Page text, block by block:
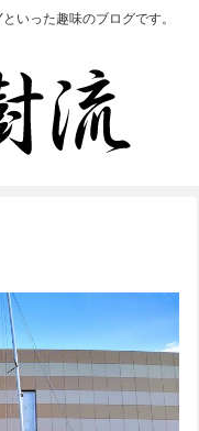
いった趣味のブログです。